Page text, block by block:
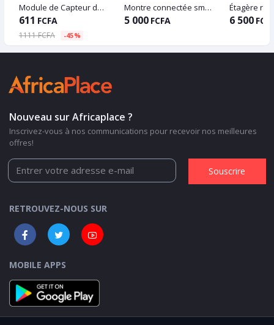
Module de Capteur de fréquence cardiaque KY 039
611 FCFA
1111 FCFA -45%
Montre connectée smart watch
5 000 FCFA 6 500
Nouveau sur Africaplace ?
Inscrivez-vous à nos communications pour recevoir nos meilleures
offres!
Souscrire
RETROUVEZ-NOUS SUR
MOBILE APPS